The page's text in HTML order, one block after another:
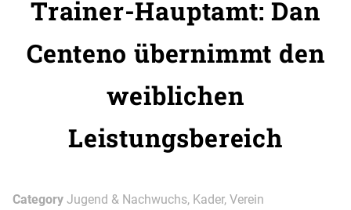
Trainer-Hauptamt: Dan
Centeno übernimmt den
weiblichen
Leistungsbereich
Category Jugend & Nachwuchs, Kader, Verein